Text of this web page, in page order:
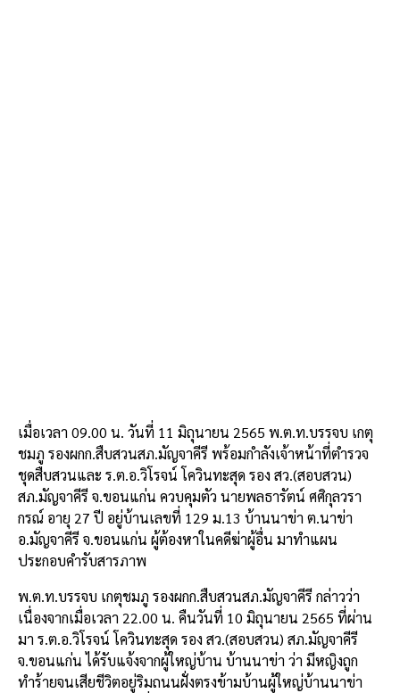
เมื่อเวลา 09.00 น. วันที่ 11 มิถุนายน 2565 พ.ต.ท.บรรจบ เกตุ
ชมภู รองผกก.สืบสวนสภ.มัญจาคีรี พร้อมกำลังเจ้าหน้าที่ตำรวจ
ชุดสืบสวนและ ร.ต.อ.วิโรจน์ โควินทะสุด รอง สว.(สอบสวน)
สภ.มัญจาคีรี จ.ขอนแก่น ควบคุมตัว นายพลธารัตน์ ศศิกุลวรา
กรณ์ อายุ 27 ปี อยู่บ้านเลขที่ 129 ม.13 บ้านนาข่า ต.นาข่า
อ.มัญจาคีรี จ.ขอนแก่น ผู้ต้องหาในคดีฆ่าผู้อื่น มาทำแผน
ประกอบคำรับสารภาพ
พ.ต.ท.บรรจบ เกตุชมภู รองผกก.สืบสวนสภ.มัญจาคีรี กล่าวว่า
เนื่องจากเมื่อเวลา 22.00 น. คืนวันที่ 10 มิถุนายน 2565 ที่ผ่าน
มา ร.ต.อ.วิโรจน์ โควินทะสุด รอง สว.(สอบสวน) สภ.มัญจาคีรี
จ.ขอนแก่น ได้รับแจ้งจากผู้ใหญ่บ้าน บ้านนาข่า ว่า มีหญิงถูก
ทำร้ายจนเสียชีวิตอยู่ริมถนนฝั่งตรงข้ามบ้านผู้ใหญ่บ้านนาข่า